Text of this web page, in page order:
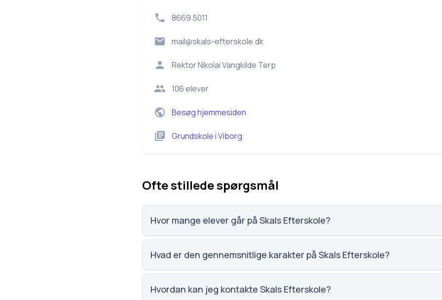
8669 5011
mail@skals-efterskole.dk
RektorNikolai Vangkilde Terp
106elever
Besøg hjemmesiden
GrundskoleiViborg
Ofte stillede spørgsmål
Hvor mange elever går på Skals Efterskole?
Skals Efterskole har 106 elever, hvilket gør den til nummer 1758 ud af 3143 skoler.
Hvad er den gennemsnitlige karakter på Skals Efterskole?
Karaktergennemsnittet på Skals Efterskole er 7.4, nummer 668 ud af 3143 skoler.
Hvordan kan jeg kontakte Skals Efterskole?